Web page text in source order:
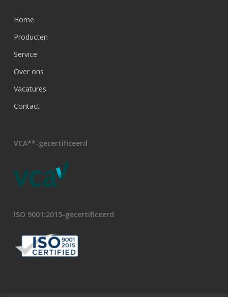
Home
Producten
Service
Over ons
Vacatures
Contact
VCA**-gecertificeerd
ISO 9001:2015-gecertificeerd